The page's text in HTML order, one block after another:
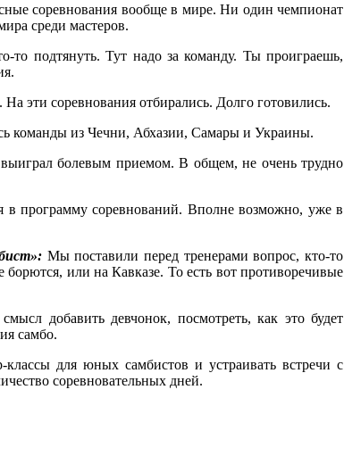
соревнования вообще в мире. Ни один чемпионат
среди мастеров.
то подтянуть. Тут надо за команду. Ты проиграешь,
эти соревнования отбирались. Долго готовились.
команды из Чечни, Абхазии, Самары и Украины.
болевым приемом. В общем, не очень трудно
в программу соревнований. Вполне возможно, уже в
Мы поставили перед тренерами вопрос, кто-то
борются, или на Кавказе. То есть вот противоречивые
добавить девчонок, посмотреть, как это будет
самбо.
для юных самбистов и устраивать встречи с
соревновательных дней.